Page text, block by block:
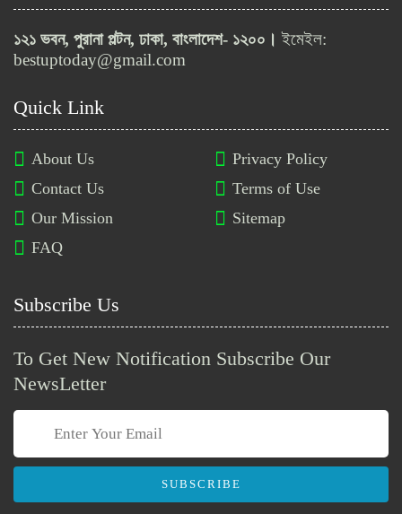
গণস্বাস্থ্য সমাজভিত্তিক মেডিকেল
কলেজ ও ডেন্টাল ইউনিটে ১২ পদে
নিয়োগ বিজ্ঞপ্তি
চুয়েটে শিক্ষক ও বিভিন্ন পদে নিয়োগ
তথ্য জানা জরুরি
১২১ ভবন, পুরানা পল্টন, ঢাকা, বাংলাদেশ- ১২০০। ইমেইল:
bestuptoday@gmail.com
Quick Link
About Us
Contact Us
Our Mission
FAQ
Privacy Policy
Terms of Use
Sitemap
Subscribe Us
To Get New Notification Subscribe Our
NewsLetter
SUBSCRIBE